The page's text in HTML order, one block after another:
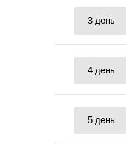
3 день
4 день
5 день